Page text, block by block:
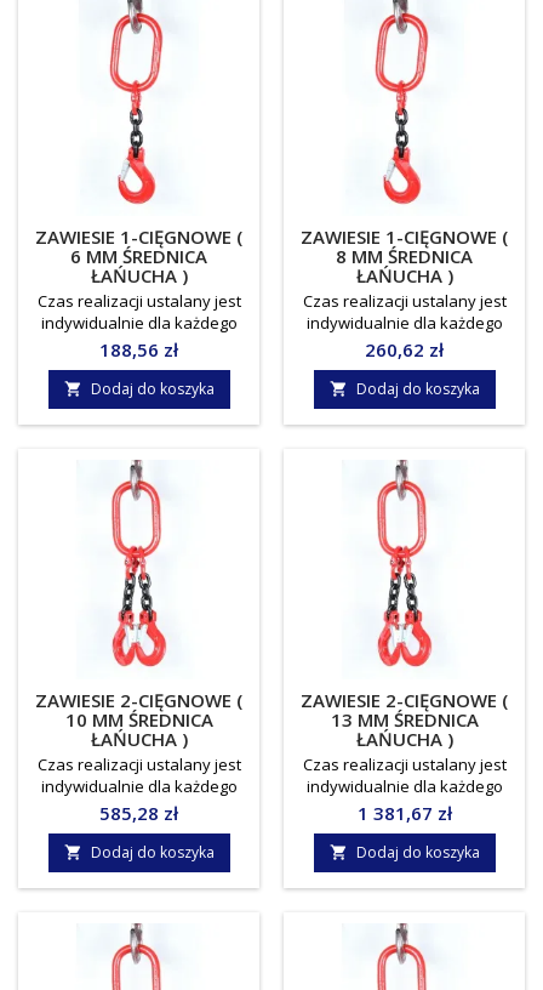
tonyJednostka miary: sztuka
tonyJednostka miary: sztuka
ZAWIESIE 1-CIĘGNOWE (
6 MM ŚREDNICA
ŁAŃUCHA )
Czas realizacji ustalany jest
indywidualnie dla każdego
zamówienia.Towar do
odbioru osobistego, lub
indywidualnie ustalany koszt
dostawy !!! Norma: EN818-
4Średnica łańcucha: 6
tonyJednostka miary: sztuka
Cena
188,56 zł
 Dodaj do koszyka
ZAWIESIE 1-CIĘGNOWE (
8 MM ŚREDNICA
ŁAŃUCHA )
Czas realizacji ustalany jest
indywidualnie dla każdego
zamówienia. Towar do
odbioru osobistego, lub
indywidualnie ustalany koszt
dostawy !!! Norma: EN818-
4Średnica łańcucha: 8
tonyJednostka miary: sztuka
Cena
260,62 zł
 Dodaj do koszyka
ZAWIESIE 2-CIĘGNOWE (
10 MM ŚREDNICA
ŁAŃUCHA )
Czas realizacji ustalany jest
indywidualnie dla każdego
zamówienia.Towar do
odbioru osobistego, lub
indywidualnie ustalany koszt
dostawy !!! Norma: EN818-
4Średnica łańcucha: 10
tonyJednostka miary: sztuka
Cena
585,28 zł
 Dodaj do koszyka
ZAWIESIE 2-CIĘGNOWE (
13 MM ŚREDNICA
ŁAŃUCHA )
Czas realizacji ustalany jest
indywidualnie dla każdego
zamówienia.Towar do
odbioru osobistego, lub
indywidualnie ustalany koszt
dostawy !!! Norma: EN818-
4Średnica łańcucha: 13
tonyJednostka miary: sztuka
Cena
1 381,67 zł
 Dodaj do koszyka